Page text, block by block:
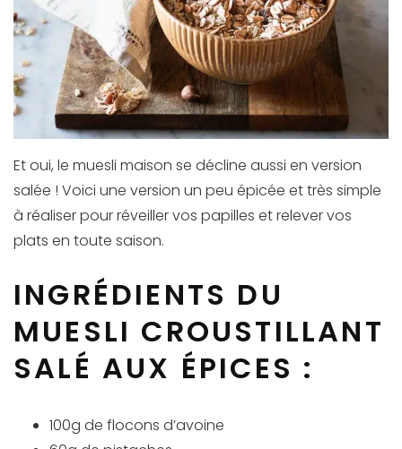
Et oui, le muesli maison se décline aussi en version
salée ! Voici une version un peu épicée et très simple
à réaliser pour réveiller vos papilles et relever vos
plats en toute saison.
INGRÉDIENTS DU
MUESLI CROUSTILLANT
SALÉ AUX ÉPICES :
100g de flocons d’avoine